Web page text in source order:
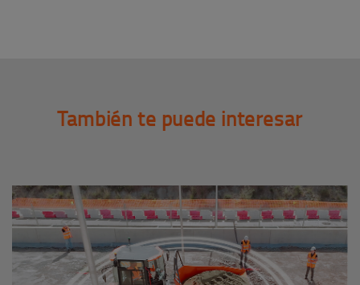
También te puede interesar